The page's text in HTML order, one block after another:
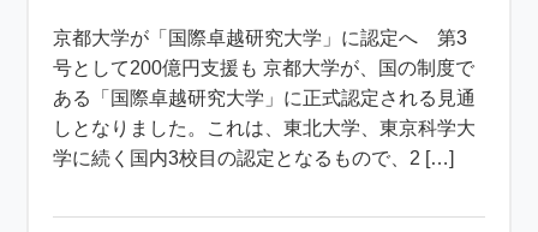
京都大学が「国際卓越研究大学」に認定へ 第3
号として200億円支援も 京都大学が、国の制度で
ある「国際卓越研究大学」に正式認定される見通
しとなりました。これは、東北大学、東京科学大
学に続く国内3校目の認定となるもので、2 […]